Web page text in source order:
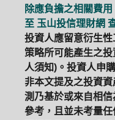
除應負擔之相關費
至 玉山投信理財網
投資人應留意衍生
策略所可能產生之
人須知)。投資人申
非本文提及之投資
測乃基於或來自相
參考，且並未考量任